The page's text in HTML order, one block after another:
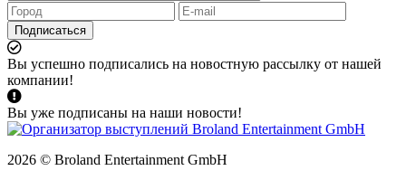
Подписаться
Вы успешно подписались на новостную рассылку от нашей
компании!
Вы уже подписаны на наши новости!
2026 © Broland Entertainment GmbH